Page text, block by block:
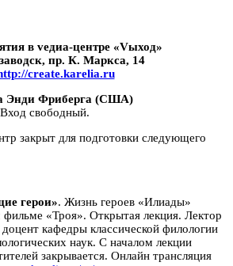
в vедиа-центре «Vыход»
пр. К. Маркса, 14
create.karelia.ru
Энди Фриберга (США)
свободный.
закрыт для подготовки следующего
герои». Жизнь героев «Илиады»
фильме «Троя». Открытая лекция. Лектор
кафедры классической филологии
наук. С началом лекции
закрывается. Онлайн трансляция